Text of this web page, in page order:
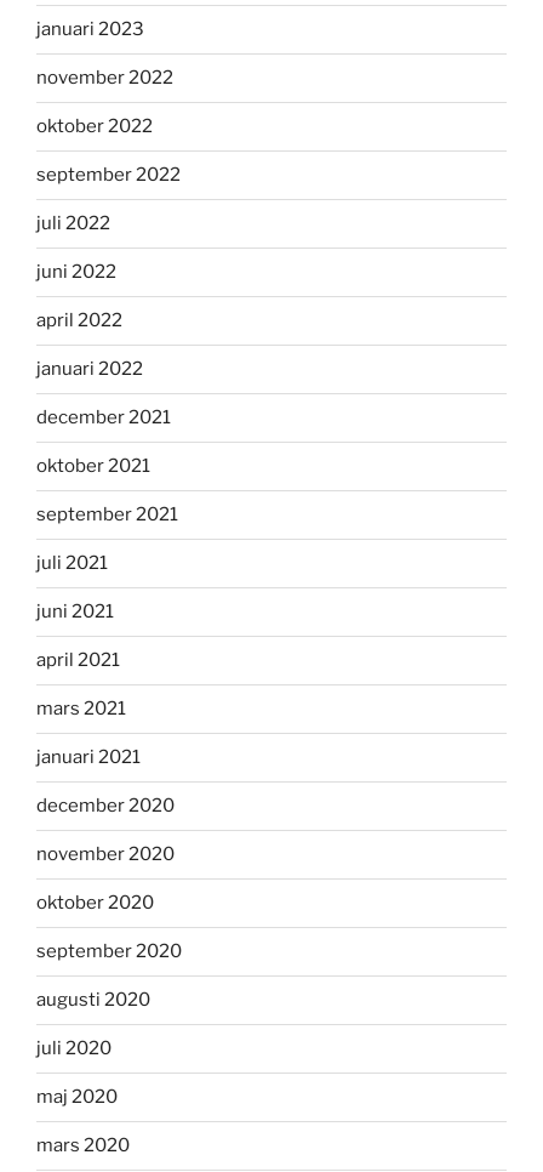
januari 2023
november 2022
oktober 2022
september 2022
juli 2022
juni 2022
april 2022
januari 2022
december 2021
oktober 2021
september 2021
juli 2021
juni 2021
april 2021
mars 2021
januari 2021
december 2020
november 2020
oktober 2020
september 2020
augusti 2020
juli 2020
maj 2020
mars 2020